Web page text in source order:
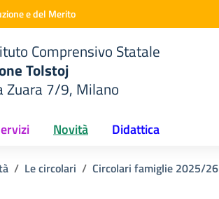
e del Merito
Comprensivo Statale
Tolstoj
Zuara 7/9, Milano
Novità Didattica
Le circolari Circolari famiglie 2025/26